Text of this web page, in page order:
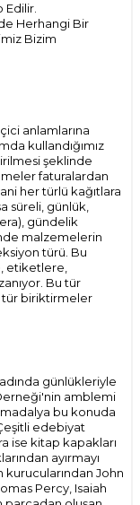
Edilir.
Herhangi Bir
Bizim
anlamlarına
kullandığımız
şeklinde
faturalardan
her türlü kağıtlara
süreli, günlük,
gündelik
malzemelerin
türü. Bu
etiketlere,
Bu tür
biriktirmeler
günlükleriyle
amblemi
bu konuda
edebiyat
ise kitap kapakları
ayırmayı
kurucularından John
Percy, Isaiah